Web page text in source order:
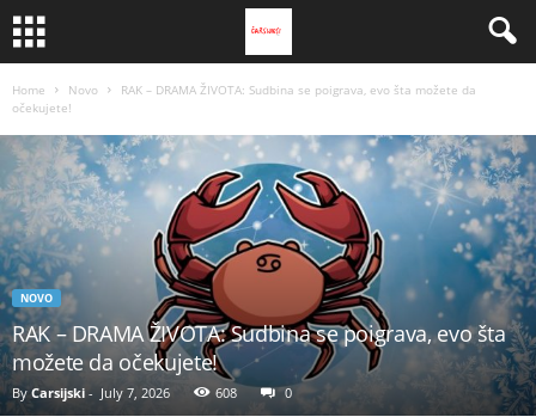
Home Novo
RAK – DRAMA ŽIVOTA: Sudbina se poigrava, evo šta možete da
očekujete!
NOVO
RAK – DRAMA ŽIVOTA: Sudbina se poigrava, evo šta
možete da očekujete!
By Carsijski - July 7, 2026 608 0